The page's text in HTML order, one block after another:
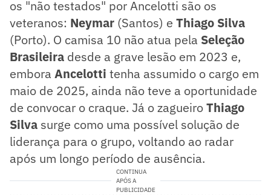
os "não testados" por Ancelotti são os
veteranos: Neymar (Santos) e Thiago Silva
(Porto). O camisa 10 não atua pela Seleção
Brasileira desde a grave lesão em 2023 e,
embora Ancelotti tenha assumido o cargo em
maio de 2025, ainda não teve a oportunidade
de convocar o craque. Já o zagueiroThiago
Silva surge como uma possível solução de
liderança para o grupo, voltando ao radar
após um longo período de ausência.
CONTINUA
APÓS A
PUBLICIDADE